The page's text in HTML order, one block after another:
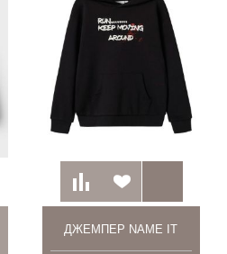
ДЖЕМПЕР NAME IT